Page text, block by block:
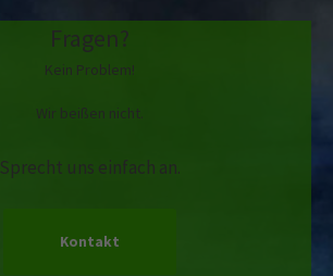
Fragen?
Kein Problem!
Wir beißen nicht.
Sprecht uns einfach an.
Kontakt